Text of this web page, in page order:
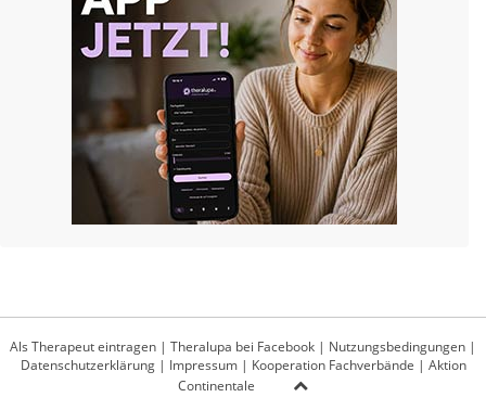
Als Therapeut eintragen | Theralupa bei Facebook | Nutzungsbedingungen |
Datenschutzerklärung| Impressum| Kooperation Fachverbände | Aktion
Continentale